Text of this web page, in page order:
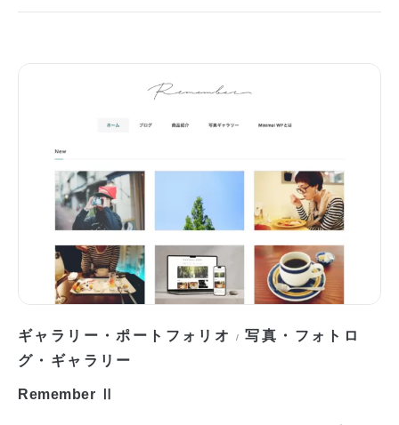
ギャラリー・ポートフォリオ /写真・フォトロ
グ・ギャラリー
Remember Ⅱ